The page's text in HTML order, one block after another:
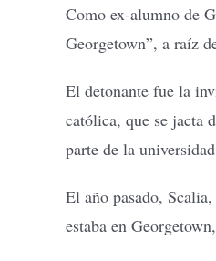
Como ex-alumno de
Georgetown”, a raíz
El detonante fue la
católica, que se jacta
parte de la
El año pasado,
estaba en